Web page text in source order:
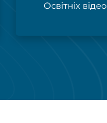
Освітніх відео